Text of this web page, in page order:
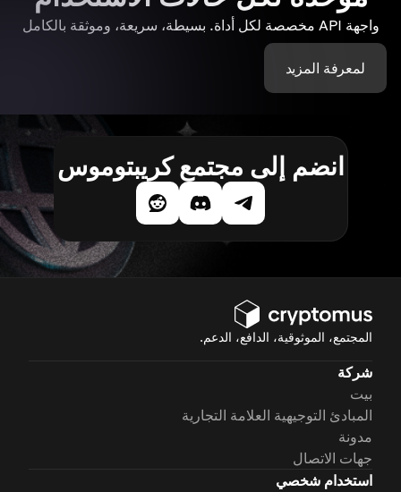
واجهة API مخصصة لكل أداة. بسيطة، سريعة، وموثقة بالكامل
لمعرفة المزيد
انضم إلى مجتمع كريبتوموس
المجتمع، الموثوقية، الدافع، الدعم.
شركة
بيت
المبادئ التوجيهية العلامة التجارية
مدونة
جهات الاتصال
استخدام شخصي